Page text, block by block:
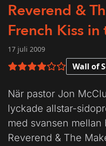
Reverend &
French Kiss
17 juli 2009
4 av 6 i betyg Wall of
När pastor Jon
lyckade allstar-
med svansen
Reverend & The